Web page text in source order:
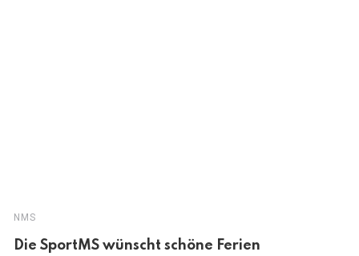
NMS
Die SportMS wünscht schöne Ferien